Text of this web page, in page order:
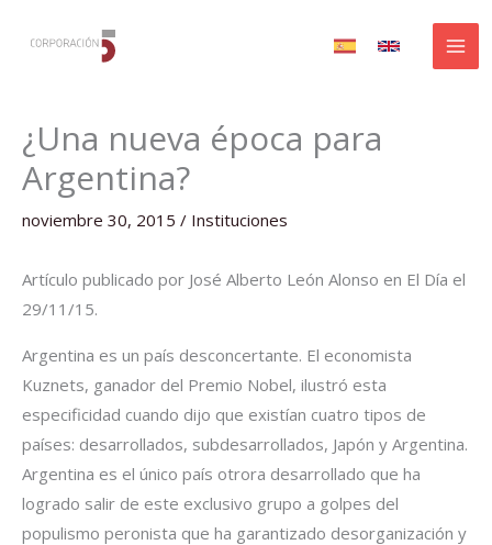
¿Una nueva época para
Argentina?
noviembre 30, 2015 / Instituciones
Artículo publicado por José Alberto León Alonso en El Día el
29/11/15.
Argentina es un país desconcertante. El economista
Kuznets, ganador del Premio Nobel, ilustró esta
especificidad cuando dijo que existían cuatro tipos de
países: desarrollados, subdesarrollados, Japón y Argentina.
Argentina es el único país otrora desarrollado que ha
logrado salir de este exclusivo grupo a golpes del
populismo peronista que ha garantizado desorganización y